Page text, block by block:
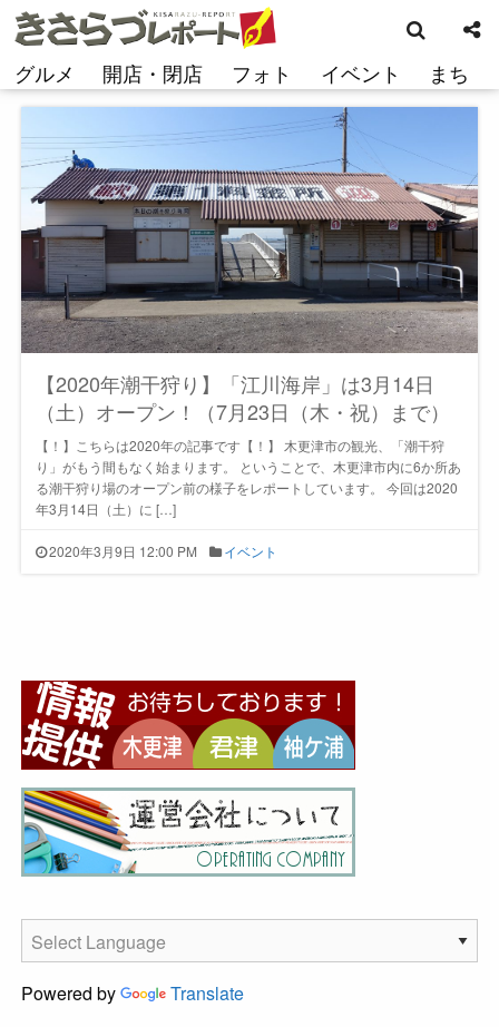
コ
ン
ン
グルメ 開店・閉店 フォト イベント まち
索
【2020年潮干狩り】「江川海岸」は3月14日
（土）オープン！（7月23日（木・祝）まで）
【！】こちらは2020年の記事です【！】 木更津市の観光、「潮干狩
り」がもう間もなく始まります。 ということで、木更津市内に6か所あ
る潮干狩り場のオープン前の様子をレポートしています。 今回は2020
年3月14日（土）に […]
2020年3月9日 12:00 PM イベント
Powered by Translate